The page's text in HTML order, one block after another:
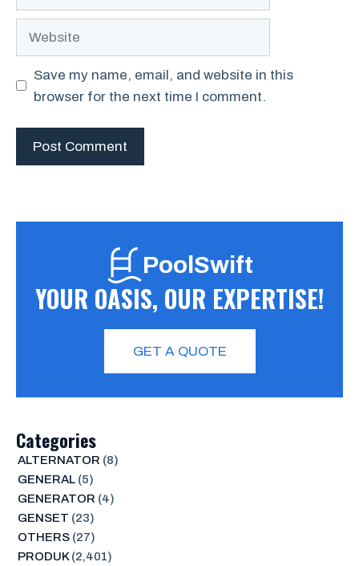
Save my name, email, and website in this
browser for the next time I comment.
PoolSwift
YOUR OASIS, OUR EXPERTISE!
GET A QUOTE
Categories
ALTERNATOR (8)
GENERAL(5)
GENERATOR (4)
GENSET (23)
OTHERS(27)
PRODUK(2,401)